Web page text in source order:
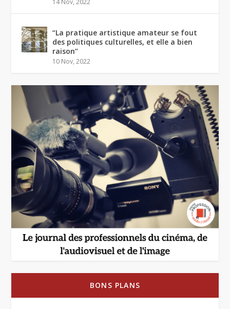
“La pratique artistique amateur se fout
des politiques culturelles, et elle a bien
raison”
10 Nov, 2022
BONS PLANS